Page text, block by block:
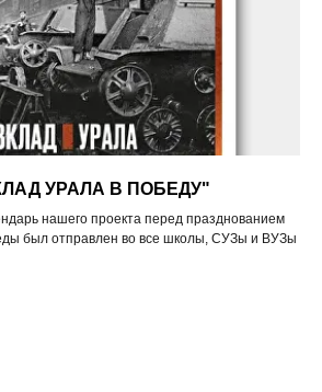
УРАЛА В ПОБЕДУ"
нашего проекта перед празднованием
был отправлен во все школы, СУЗы и ВУЗы